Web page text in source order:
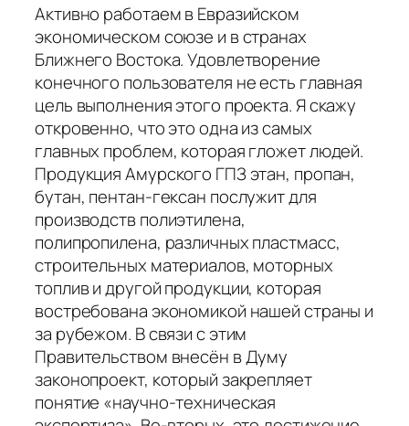
Активно работаем в Евразийском
экономическом союзе и в странах
Ближнего Востока. Удовлетворение
конечного пользователя не есть главная
цель выполнения этого проекта. Я скажу
откровенно, что это одна из самых
главных проблем, которая гложет людей.
Продукция Амурского ГПЗ этан, пропан,
бутан, пентан-гексан послужит для
производств полиэтилена,
полипропилена, различных пластмасс,
строительных материалов, моторных
топлив и другой продукции, которая
востребована экономикой нашей страны и
за рубежом. В связи с этим
Правительством внесён в Думу
законопроект, который закрепляет
понятие «научно-техническая